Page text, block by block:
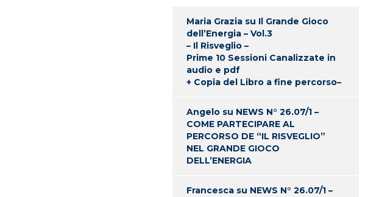
Maria Grazia su Il Grande Gioco
dell’Energia – Vol.3
– Il Risveglio –
Prime 10 Sessioni Canalizzate in
audio e pdf
+ Copia del Libro a fine percorso–
Angelo su NEWS N° 26.07/1 –
COME PARTECIPARE AL
PERCORSO DE “IL RISVEGLIO”
NEL GRANDE GIOCO
DELL’ENERGIA
Francesca su NEWS N° 26.07/1 –